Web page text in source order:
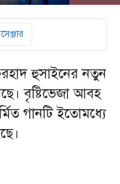
হুসাইনের নতুন
বৃষ্টিভেজা আবহ
গানটি ইতোমধ্যে